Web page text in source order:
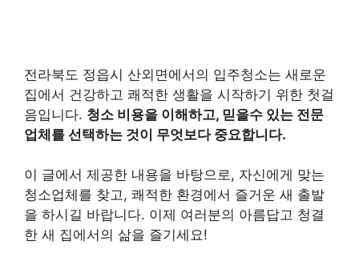
전라북도 정읍시 산외면에서의 입주청소는 새로운
집에서 건강하고 쾌적한 생활을 시작하기 위한 첫걸
음입니다. 청소 비용을 이해하고, 믿을수 있는 전문
업체를 선택하는 것이 무엇보다 중요합니다.
이 글에서 제공한 내용을 바탕으로, 자신에게 맞는
청소업체를 찾고, 쾌적한 환경에서 즐거운 새 출발
을 하시길 바랍니다. 이제 여러분의 아름답고 청결
한 새 집에서의 삶을 즐기세요!